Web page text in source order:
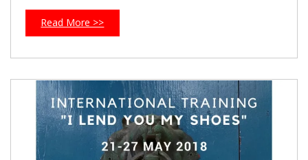
Read More >>